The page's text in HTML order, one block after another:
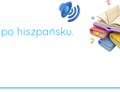
hiszpańsku.